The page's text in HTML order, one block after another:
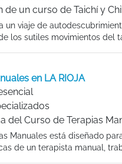
de un curso de Taichí y
un viaje de
los sutiles movimientos del
en LA RIOJA
del Curso de Terapias
Manuales está diseñado
de un terapista manual,